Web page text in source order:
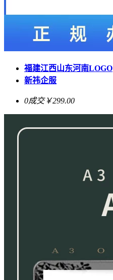
福建江西山东河南LOGO
新祎企服
0成交￥299.00